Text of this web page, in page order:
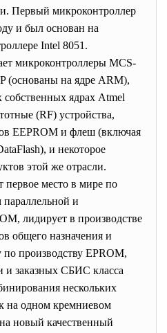
Первый микроконтроллер
и был основан на
Intel 8051.
микроконтроллеры MCS-
(основаны на ядре ARM),
ядрах Atmel
(RF) устройства,
EEPROM и флеш (включая
и некоторое
этой же отрасли.
первое место в мире по
параллельной и
лидирует в производстве
общего назначения и
производству EPROM,
и заказных СБИС класса
нескольких
на одном кремниевом
новый качественный